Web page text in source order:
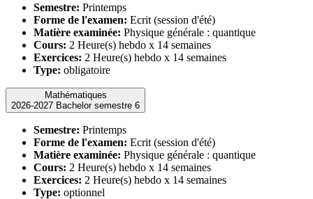
Semestre: Printemps
Forme de l'examen: Ecrit (session d'été)
Matière examinée: Physique générale : quantique
Cours: 2 Heure(s) hebdo x 14 semaines
Exercices: 2 Heure(s) hebdo x 14 semaines
Type: obligatoire
Mathématiques
2026-2027 Bachelor semestre 6
Semestre: Printemps
Forme de l'examen: Ecrit (session d'été)
Matière examinée: Physique générale : quantique
Cours: 2 Heure(s) hebdo x 14 semaines
Exercices: 2 Heure(s) hebdo x 14 semaines
Type: optionnel